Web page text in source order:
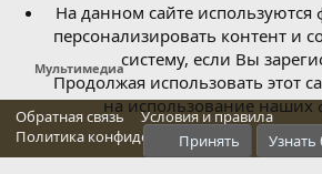
Мультимедиа
Обратная связь
Условия и правила
Политика конфиденциальности
Справка
На данном сайте
персонализировать контент и
систему, если Вы
Продолжая использовать этот
на использование наших
Принять